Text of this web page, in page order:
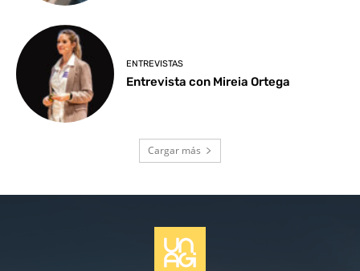
ENTREVISTAS
Entrevista con Mireia Ortega
Cargar más